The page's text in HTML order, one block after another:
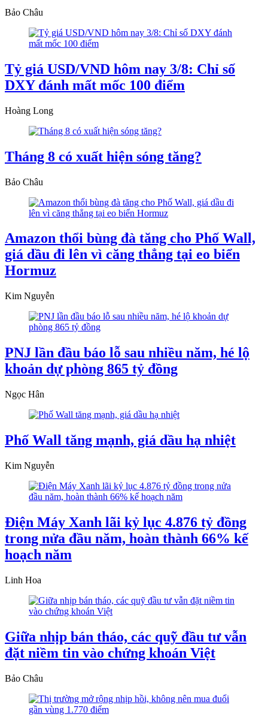
Bảo Châu
Tỷ giá USD/VND hôm nay 3/8: Chỉ số
DXY đánh mất mốc 100 điểm
Hoàng Long
Tháng 8 có xuất hiện sóng tăng?
Bảo Châu
Amazon thổi bùng đà tăng cho Phố Wall,
giá dầu đi lên vì căng thẳng tại eo biển
Hormuz
Kim Nguyễn
PNJ lần đầu báo lỗ sau nhiều năm, hé lộ
khoản dự phòng 865 tỷ đồng
Ngọc Hân
Phố Wall tăng mạnh, giá dầu hạ nhiệt
Kim Nguyễn
Điện Máy Xanh lãi kỷ lục 4.876 tỷ đồng
trong nửa đầu năm, hoàn thành 66% kế
hoạch năm
Linh Hoa
Giữa nhịp bán tháo, các quỹ đầu tư vẫn
đặt niềm tin vào chứng khoán Việt
Bảo Châu